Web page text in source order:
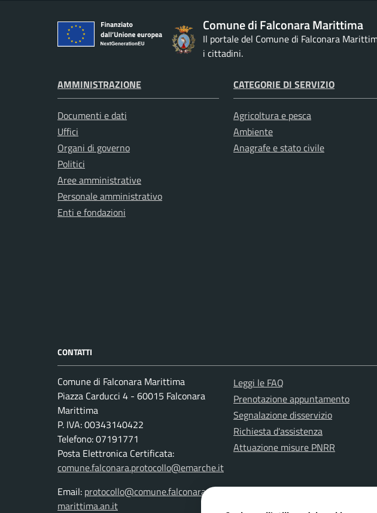
Comune di Falconara Marittima
Il portale del Comune di Falconara
i cittadini.
AMMINISTRAZIONE
Documenti e dati
Uffici
Organi di governo
Politici
Aree amministrative
Personale amministrativo
Enti e fondazioni
CATEGORIE DI SERVIZIO
Agricoltura e pesca
Ambiente
Anagrafe e stato civile
CONTATTI
Comune di Falconara Marittima
Piazza Carducci 4 - 60015 Falconara
Marittima
P. IVA: 00343140422
Telefono: 07191771
Posta Elettronica Certificata:
comune.falconara.protocollo@emarche.it
Email: protocollo@comune.falconara-
marittima.an.it
Leggi le FAQ
Prenotazione appuntamento
Segnalazione disservizio
Richiesta d'assistenza
Attuazione misure PNRR